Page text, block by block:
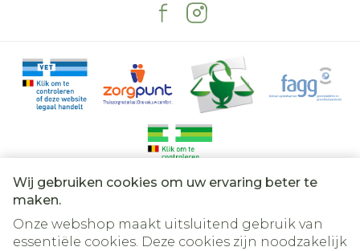
Wij gebruiken cookies om uw ervaring beter te
maken.
Onze webshop maakt uitsluitend gebruik van
essentiële cookies. Deze cookies zijn noodzakelijk
Juridische links